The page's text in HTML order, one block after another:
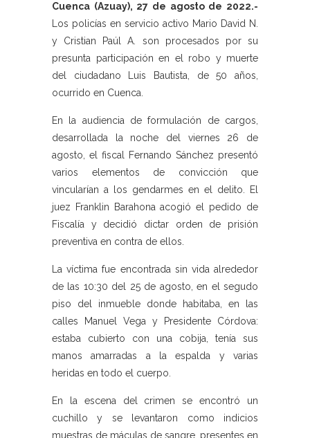
Cuenca (Azuay), 27 de agosto de 2022.-
Los policías en servicio activo Mario David N.
y Cristian Paúl A. son procesados por su
presunta participación en el robo y muerte
del ciudadano Luis Bautista, de 50 años,
ocurrido en Cuenca.
En la audiencia de formulación de cargos,
desarrollada la noche del viernes 26 de
agosto, el fiscal Fernando Sánchez presentó
varios elementos de convicción que
vincularían a los gendarmes en el delito. El
juez Franklin Barahona acogió el pedido de
Fiscalía y decidió dictar orden de prisión
preventiva en contra de ellos.
La víctima fue encontrada sin vida alrededor
de las 10:30 del 25 de agosto, en el segudo
piso del inmueble donde habitaba, en las
calles Manuel Vega y Presidente Córdova:
estaba cubierto con una cobija, tenía sus
manos amarradas a la espalda y varias
heridas en todo el cuerpo.
En la escena del crimen se encontró un
cuchillo y se levantaron como indicios
muestras de máculas de sangre, presentes en